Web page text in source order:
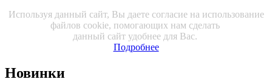
Используя данный сайт, Вы даете согласие на использование
файлов cookie, помогающих нам сделать
данный сайт удобнее для Вас.
Подробнее
Новинки